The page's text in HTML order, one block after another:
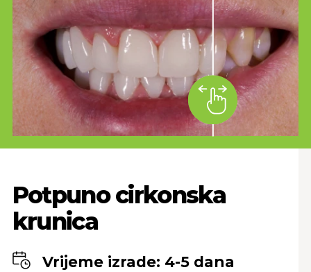
Potpuno cirkonska
krunica
Vrijeme izrade: 4-5 dana